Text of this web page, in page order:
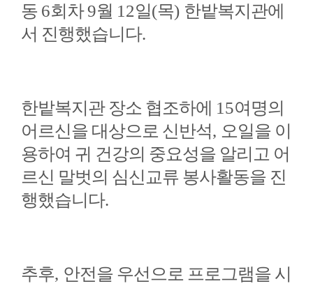
동 6회차9월 12일(목) 한밭복지관에
서 진행했습니다.
한밭복지관 장소 협조하에 15여명의
어르신을 대상으로 신반석, 오일을 이
용하여 귀 건강의 중요성을 알리고 어
르신 말벗의 심신교류 봉사활동을 진
행했습니다.
추후, 안전을 우선으로 프로그램을 시